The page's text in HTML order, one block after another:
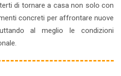
di tornare a casa non solo con
concreti per affrontare nuove
al meglio le condizioni